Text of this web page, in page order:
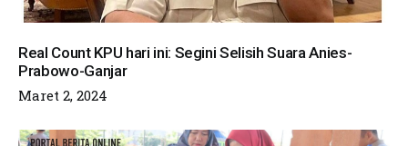
Real Count KPU hari ini: Segini Selisih Suara Anies-
Prabowo-Ganjar
Maret 2, 2024